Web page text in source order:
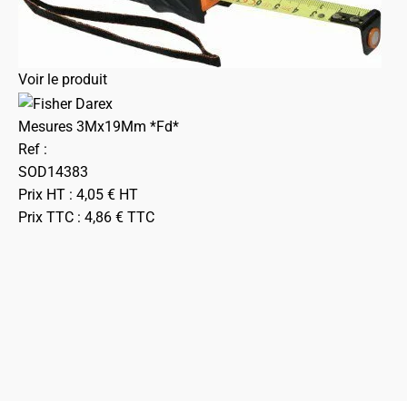
Voir le produit
Mesures 3Mx19Mm *Fd*
Ref :
SOD14383
Prix HT : 4,05 € HT
Prix TTC : 4,86 € TTC